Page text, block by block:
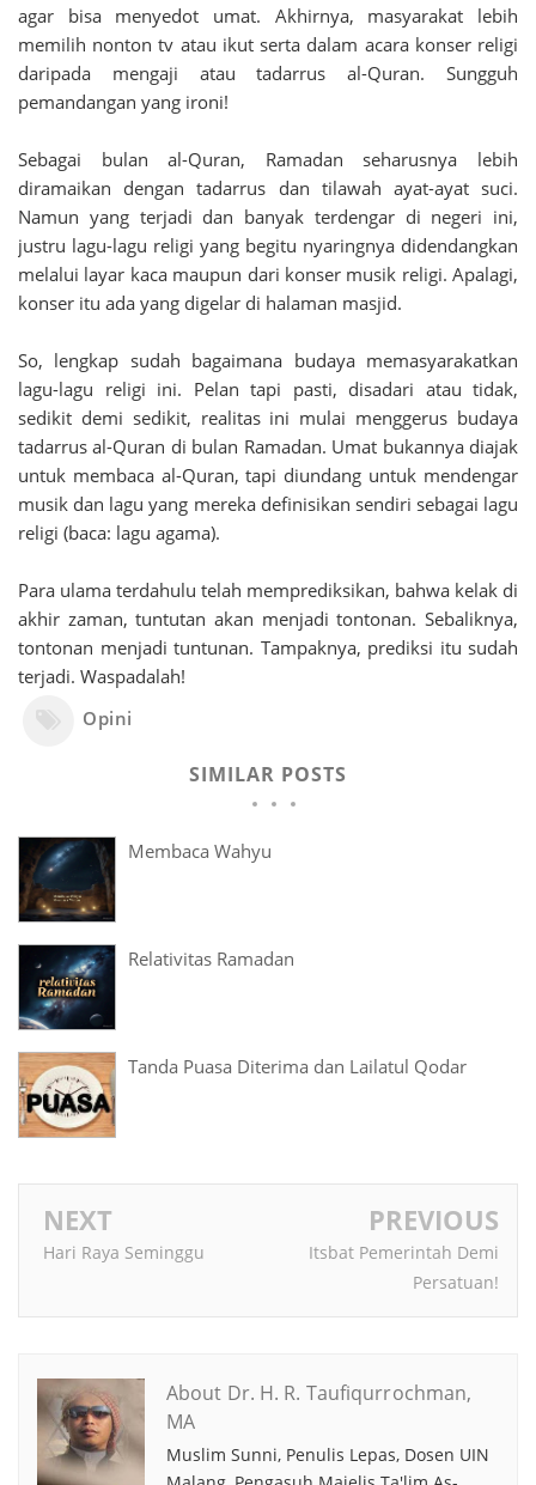
agar bisa menyedot umat. Akhirnya, masyarakat lebih
memilih nonton tv atau ikut serta dalam acara konser religi
daripada mengaji atau tadarrus al-Quran. Sungguh
pemandangan yang ironi!
Sebagai bulan al-Quran, Ramadan seharusnya lebih
diramaikan dengan tadarrus dan tilawah ayat-ayat suci.
Namun yang terjadi dan banyak terdengar di negeri ini,
justru lagu-lagu religi yang begitu nyaringnya didendangkan
melalui layar kaca maupun dari konser musik religi. Apalagi,
konser itu ada yang digelar di halaman masjid.
So, lengkap sudah bagaimana budaya memasyarakatkan
lagu-lagu religi ini. Pelan tapi pasti, disadari atau tidak,
sedikit demi sedikit, realitas ini mulai menggerus budaya
tadarrus al-Quran di bulan Ramadan. Umat bukannya diajak
untuk membaca al-Quran, tapi diundang untuk mendengar
musik dan lagu yang mereka definisikan sendiri sebagai lagu
religi (baca: lagu agama).
Para ulama terdahulu telah memprediksikan, bahwa kelak di
akhir zaman, tuntutan akan menjadi tontonan. Sebaliknya,
tontonan menjadi tuntunan. Tampaknya, prediksi itu sudah
terjadi. Waspadalah!
Opini
SIMILAR POSTS
Membaca Wahyu
Relativitas Ramadan
Tanda Puasa Diterima dan Lailatul Qodar
NEXT
Hari Raya Seminggu
PREVIOUS
Itsbat Pemerintah Demi
Persatuan!
About Dr. H. R. Taufiqurrochman,
MA
Muslim Sunni, Penulis Lepas, Dosen UIN